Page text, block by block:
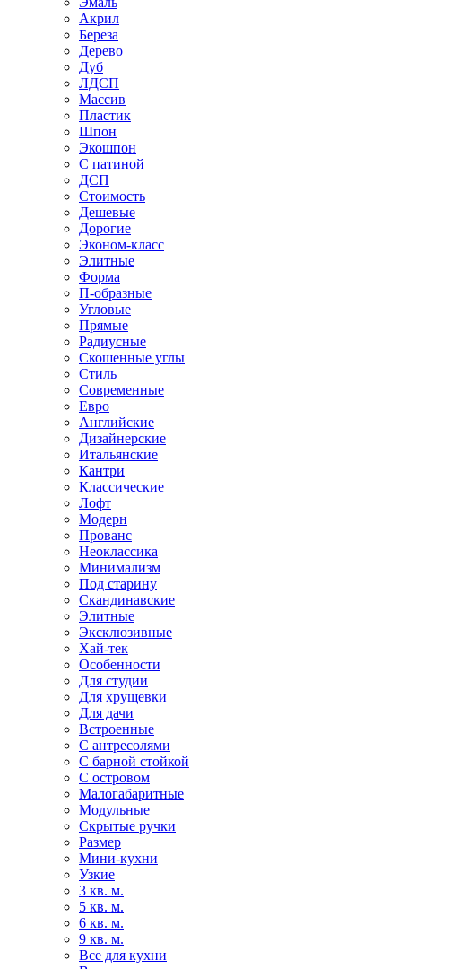
Акрил
Береза
Дерево
Дуб
ЛДСП
Массив
Пластик
Шпон
Экошпон
С патиной
ДСП
Стоимость
Дешевые
Дорогие
Эконом-класс
Элитные
Форма
П-образные
Угловые
Прямые
Радиусные
Скошенные углы
Стиль
Современные
Евро
Английские
Дизайнерские
Итальянские
Кантри
Классические
Лофт
Модерн
Прованс
Неоклассика
Минимализм
Под старину
Скандинавские
Элитные
Эксклюзивные
Хай-тек
Особенности
Для студии
Для хрущевки
Для дачи
Встроенные
С антресолями
С барной стойкой
С островом
Малогабаритные
Модульные
Скрытые ручки
Размер
Мини-кухни
Узкие
3 кв. м.
5 кв. м.
6 кв. м.
9 кв. м.
Все для кухни